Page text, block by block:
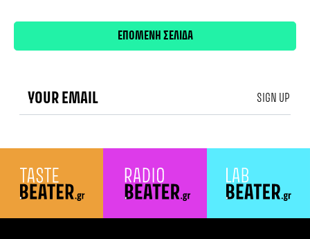
Πλοήγηση
άρθρων
ΕΠΟΜΕΝΗ ΣΕΛΙΔΑ
SIGN UP